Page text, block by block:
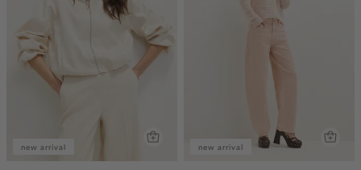
new arrival new arrival